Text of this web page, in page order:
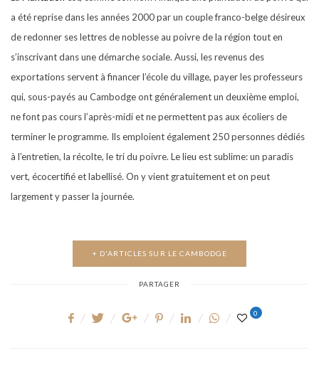
a été reprise dans les années 2000 par un couple franco-belge désireux
de redonner ses lettres de noblesse au poivre de la région tout en
s’inscrivant dans une démarche sociale. Aussi, les revenus des
exportations servent à financer l’école du village, payer les professeurs
qui, sous-payés au Cambodge ont généralement un deuxième emploi,
ne font pas cours l’après-midi et ne permettent pas aux écoliers de
terminer le programme. Ils emploient également 250 personnes dédiés
à l’entretien, la récolte, le tri du poivre. Le lieu est sublime: un paradis
vert, écocertifié et labellisé. On y vient gratuitement et on peut
largement y passer la journée.
+ D'ARTICLES SUR LE CAMBODGE
PARTAGER
0